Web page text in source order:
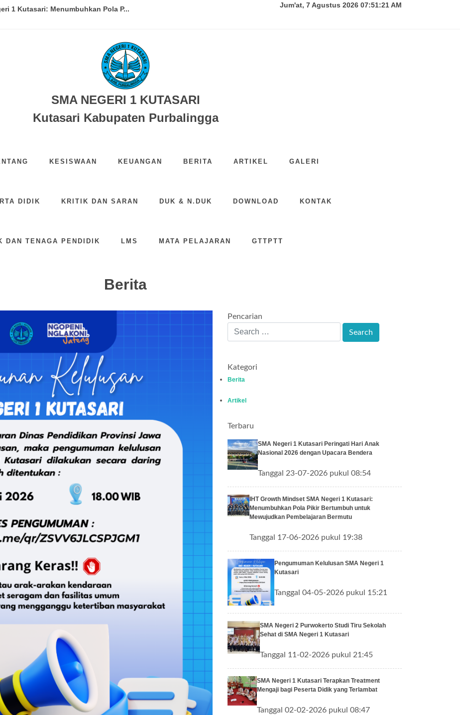
1 Kutasari: Menumbuhkan Pola P...
Tiru Sekolah Sehat di SMA Nege...
Treatment Mengaji bagi Pesert...
Solidaritas, Galang Donasi ...
Jum'at, 7 Agustus 2026 07:51:22 AM
SMA NEGERI 1 KUTASARI
Kutasari Kabupaten Purbalingga
KESISWAAN KEUANGAN BERITA ARTIKEL GALERI
DIDIK KRITIK DAN SARAN DUK & N.DUK DOWNLOAD KONTAK
DAN TENAGA PENDIDIK LMS MATA PELAJARAN GTTPTT
Berita
Pencarian
Kategori
Berita
Artikel
Terbaru
SMA Negeri 1 Kutasari Peringati Hari Anak
Nasional 2026 dengan Upacara Bendera
Tanggal 23-07-2026 pukul 08:54
IHT Growth Mindset SMA Negeri 1 Kutasari:
Menumbuhkan Pola Pikir Bertumbuh untuk
Mewujudkan Pembelajaran Bermutu
Tanggal 17-06-2026 pukul 19:38
Pengumuman Kelulusan SMA Negeri 1
Kutasari
Tanggal 04-05-2026 pukul 15:21
SMA Negeri 2 Purwokerto Studi Tiru Sekolah
Sehat di SMA Negeri 1 Kutasari
Tanggal 11-02-2026 pukul 21:45
SMA Negeri 1 Kutasari Terapkan Treatment
Mengaji bagi Peserta Didik yang Terlambat
Tanggal 02-02-2026 pukul 08:47